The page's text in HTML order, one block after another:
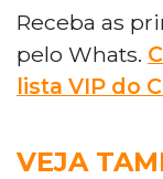
Receba as
pelo Whats.
lista VIP do
VEJA